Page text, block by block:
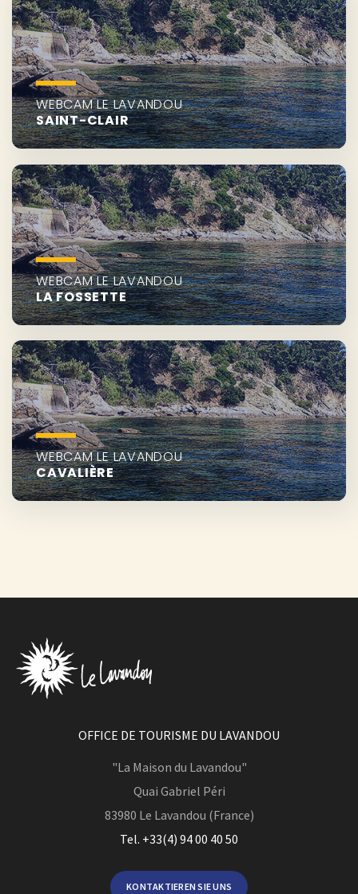
WEBCAM LE LAVANDOU
SAINT-CLAIR
WEBCAM LE LAVANDOU
LA FOSSETTE
WEBCAM LE LAVANDOU
CAVALIÈRE
OFFICE DE TOURISME DU LAVANDOU
"La Maison du Lavandou"
Quai Gabriel Péri
83980 Le Lavandou (France)
Tel. +33(4) 94 00 40 50
KONTAKTIEREN SIE UNS